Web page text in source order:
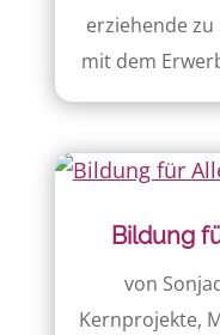
erziehende
mit dem
Bildung
von
Kernprojekte,